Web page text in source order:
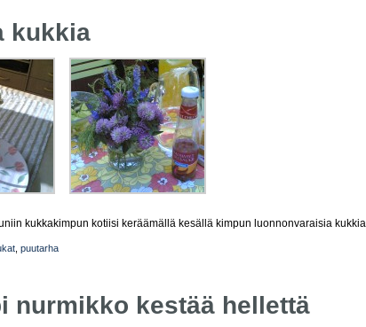
kukkia
kukkakimpun kotiisi keräämällä kesällä kimpun luonnonvaraisia
puutarha
nurmikko kestää hellettä